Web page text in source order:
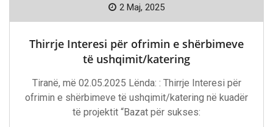
Interesi
Ofrimin
Shërbimeve
Të
Ushqimit/katering
2 Maj, 2025
Thirrje Interesi për ofrimin e shërbimeve
të ushqimit/katering
Tiranë, më 02.05.2025 Lënda: : Thirrje Interesi për
ofrimin e shërbimeve të ushqimit/katering në kuadër
të projektit “Bazat për sukses: